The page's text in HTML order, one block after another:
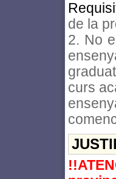
de la
2. No
curs